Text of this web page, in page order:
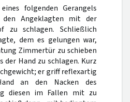
folgenden Gerangels
Angeklagten mit der
zu schlagen. Schließlich
dem es gelungen war,
Zimmertür zu schieben
der Hand zu schlagen. Kurz
er griff reflexartig
an den Nacken des
diesen im Fallen mit zu